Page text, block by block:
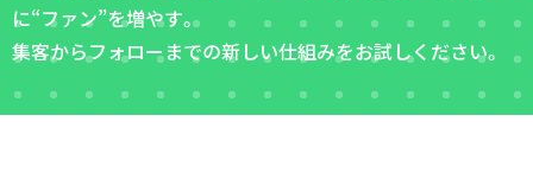
に“ファン”を増やす。
集客からフォローまでの新しい仕組みをお試しください。